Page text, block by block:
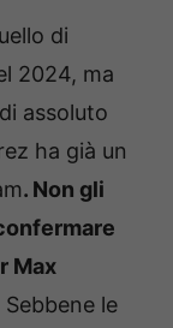
di
2024, ma
assoluto
ha già un
. Non gli
Max
Sebbene le